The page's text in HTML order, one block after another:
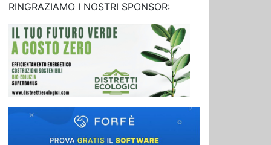
RINGRAZIAMO I NOSTRI SPONSOR: